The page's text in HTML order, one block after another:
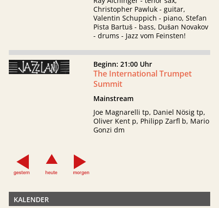
Christopher Pawluk - guitar,
Valentin Schuppich - piano, Stefan
Pista Bartuš - bass, Dušan Novakov
- drums - Jazz vom Feinsten!
Beginn: 21:00 Uhr
The International Trumpet
Summit
Mainstream
Joe Magnarelli tp, Daniel Nösig tp,
Oliver Kent p, Philipp Zarfl b, Mario
Gonzi dm
KALENDER